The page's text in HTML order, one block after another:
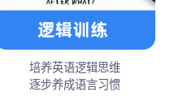
培养英语逻辑思维
逐步养成语言习惯